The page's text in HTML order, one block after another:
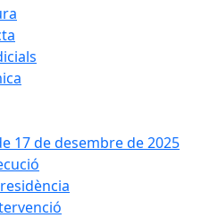
17 de desembre de 2025